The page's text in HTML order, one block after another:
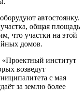
автостоянку.
общая площадь
что участки на этой
домов.
«Проектный институт
возведут
с мая
за землю более